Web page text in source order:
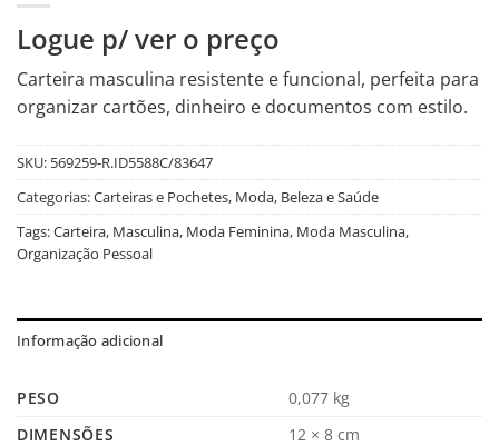
Logue p/ ver o preço
Carteira masculina resistente e funcional, perfeita para
organizar cartões, dinheiro e documentos com estilo.
SKU: 569259-R.ID5588C/83647
Categorias:Carteiras e Pochetes, Moda, Beleza e Saúde
Tags:Carteira, Masculina, Moda Feminina, Moda Masculina,
Organização Pessoal
Informação adicional
PESO
0,077 kg
DIMENSÕES
12 × 8 cm